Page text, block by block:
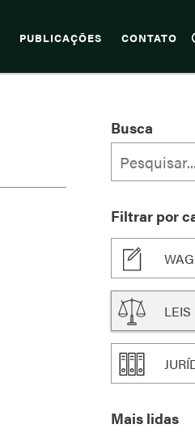
PUBLICAÇÕES CONTATO
Busca
Filtrar por
Mais lidas